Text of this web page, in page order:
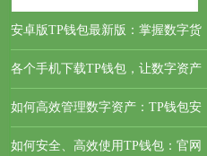
安卓版TP钱包最新版：掌握数字货
各个手机下载TP钱包，让数字资产
如何高效管理数字资产：TP钱包安
如何安全、高效使用TP钱包：官网